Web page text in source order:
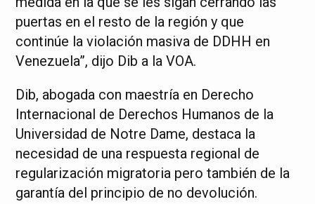
puertas en el resto de la región y que
continúe la violación masiva de DDHH en
Venezuela”, dijo Dib a la VOA.
Dib, abogada con maestría en Derecho
Internacional de Derechos Humanos de la
Universidad de Notre Dame, destaca la
necesidad de una respuesta regional de
regularización migratoria pero también de la
garantía del principio de no devolución.